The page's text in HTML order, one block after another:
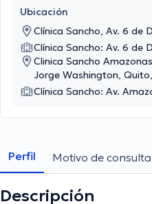
Ubicación
Clínica Sancho, Av. 6 de
Clínica Sancho: Av. 6 de
Clinica Sancho
Jorge Washington,
Clínica Sancho: Av.
Perfil Motivo de consulta
Descripción